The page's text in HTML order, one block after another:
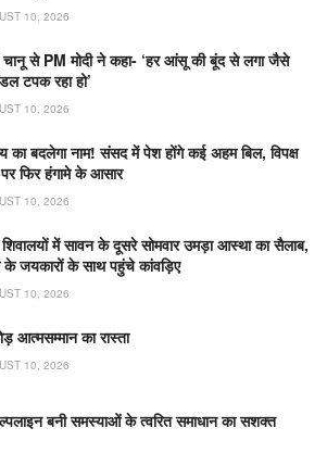
10, 2026
चानू से PM मोदी ने कहा- ‘हर आंसू की बूंद से लगा जैसे
टपक रहा हो’
10, 2026
का बदलेगा नाम! संसद में पेश होंगे कई अहम बिल, विपक्ष
फिर हंगामे के आसार
10, 2026
में सावन के दूसरे सोमवार उमड़ा आस्था का सैलाब,
के जयकारों के साथ पहुंचे कांवड़िए
10, 2026
आत्मसम्मान का रास्ता
10, 2026
बनी समस्याओं के त्वरित समाधान का सशक्त